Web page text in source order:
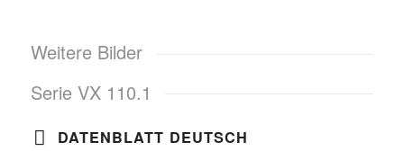
Weitere Bilder
Serie VX 110.1
DATENBLATT DEUTSCH